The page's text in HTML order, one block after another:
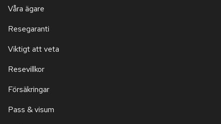
Våra ägare
Resegaranti
Viktigt att veta
Resevillkor
Försäkringar
Pass & visum